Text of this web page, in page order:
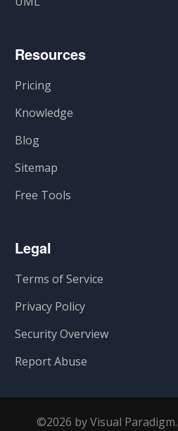
Resources
Pricing
Knowledge
Blog
Sitemap
Free Tools
Legal
Terms of Service
Privacy Policy
Security Overview
Report Abuse
©2026 by Visual